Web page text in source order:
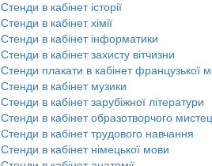
Стенди в кабінет історії
Стенди в кабінет хімії
Стенди в кабінет інформатики
Стенди в кабінет захисту вітчизни
Стенди плакати в кабінет французької
Стенди в кабінет музики
Стенди в кабінет зарубіжної літератури
Стенди в кабінет образотворчого
Стенди в кабінет трудового навчання
Стенди в кабінет німецької мови